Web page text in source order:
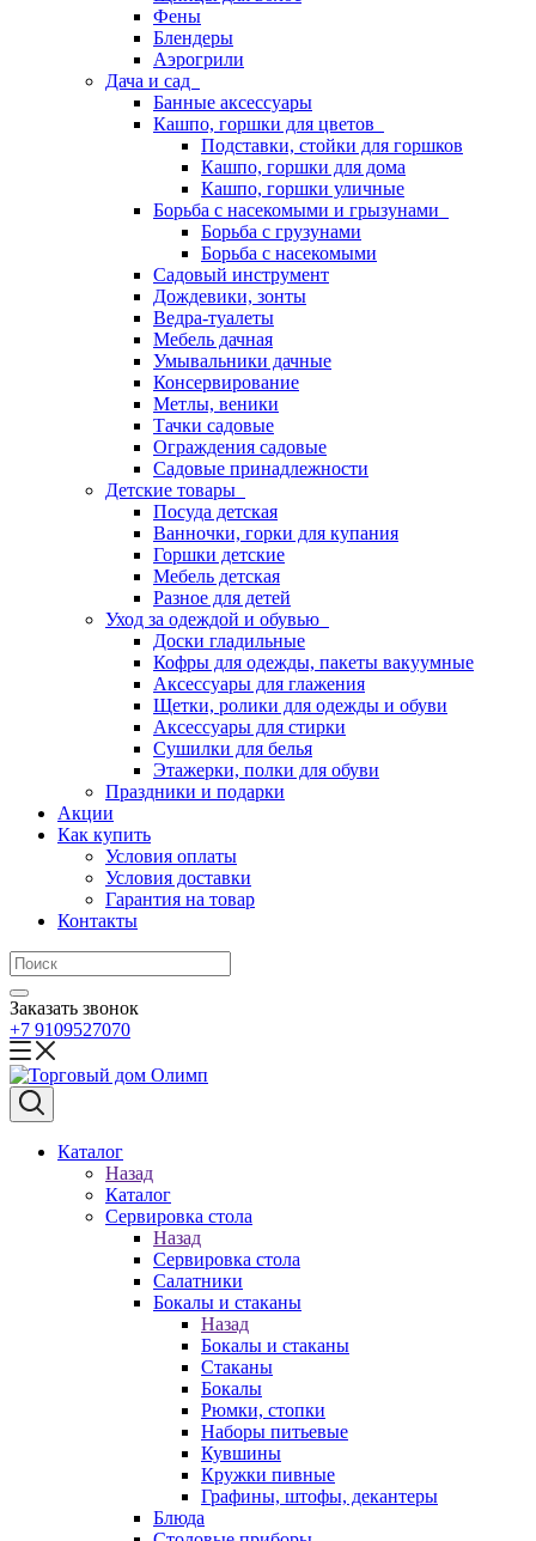
Фены
Блендеры
Аэрогрили
Дача и сад
Банные аксессуары
Кашпо, горшки для цветов
Подставки, стойки для горшков
Кашпо, горшки для дома
Кашпо, горшки уличные
Борьба с насекомыми и грызунами
Борьба с грузунами
Борьба с насекомыми
Садовый инструмент
Дождевики, зонты
Ведра-туалеты
Мебель дачная
Умывальники дачные
Консервирование
Метлы, веники
Тачки садовые
Ограждения садовые
Садовые принадлежности
Детские товары
Посуда детская
Ванночки, горки для купания
Горшки детские
Мебель детская
Разное для детей
Уход за одеждой и обувью
Доски гладильные
Кофры для одежды, пакеты вакуумные
Аксессуары для глажения
Щетки, ролики для одежды и обуви
Аксессуары для стирки
Сушилки для белья
Этажерки, полки для обуви
Праздники и подарки
Акции
Как купить
Условия оплаты
Условия доставки
Гарантия на товар
Контакты
Заказать звонок
+7 9109527070
Каталог
Назад
Каталог
Сервировка стола
Назад
Сервировка стола
Салатники
Бокалы и стаканы
Назад
Бокалы и стаканы
Стаканы
Бокалы
Рюмки, стопки
Наборы питьевые
Кувшины
Кружки пивные
Графины, штофы, декантеры
Блюда